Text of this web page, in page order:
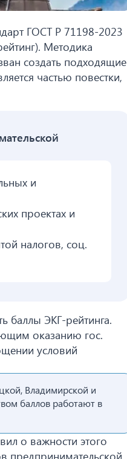
ГОСТ Р 71198-2023
Методика
создать подходящие
частью повестки,
и
проектах и
налогов, соц.
баллы ЭКГ-рейтинга.
оказанию гос.
условий
Владимирской и
баллов работают в
о важности этого